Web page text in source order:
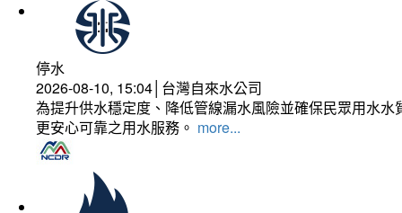
停水
2026-08-10, 15:04│台灣自來水公司
為提升供水穩定度、降低管線漏水風險並確保民眾用水
更安心可靠之用水服務。 more...